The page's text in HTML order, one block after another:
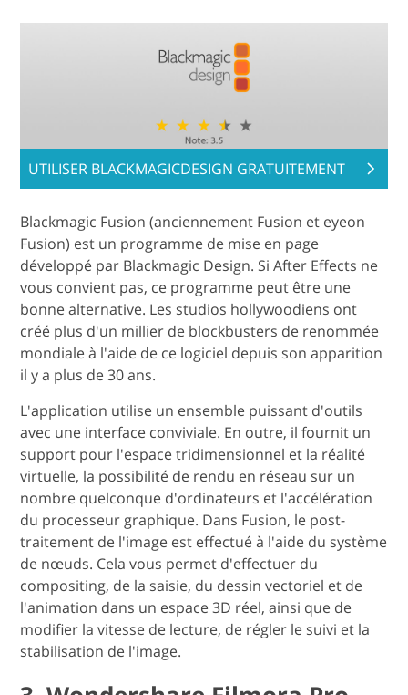
UTILISER BLACKMAGICDESIGN GRATUITEMENT
Blackmagic Fusion (anciennement Fusion et eyeon
Fusion) est un programme de mise en page
développé par Blackmagic Design. Si After Effects ne
vous convient pas, ce programme peut être une
bonne alternative. Les studios hollywoodiens ont
créé plus d'un millier de blockbusters de renommée
mondiale à l'aide de ce logiciel depuis son apparition
il y a plus de 30 ans.
L'application utilise un ensemble puissant d'outils
avec une interface conviviale. En outre, il fournit un
support pour l'espace tridimensionnel et la réalité
virtuelle, la possibilité de rendu en réseau sur un
nombre quelconque d'ordinateurs et l'accélération
du processeur graphique. Dans Fusion, le post-
traitement de l'image est effectué à l'aide du système
de nœuds. Cela vous permet d'effectuer du
compositing, de la saisie, du dessin vectoriel et de
l'animation dans un espace 3D réel, ainsi que de
modifier la vitesse de lecture, de régler le suivi et la
stabilisation de l'image.